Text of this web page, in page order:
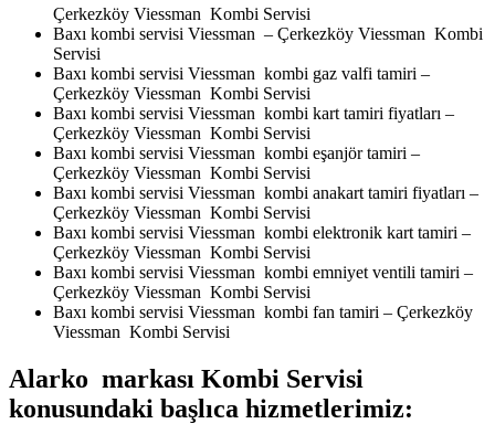
Çerkezköy Viessman Kombi Servisi
Baxı kombi servisi Viessman – Çerkezköy Viessman Kombi
Servisi
Baxı kombi servisi Viessman kombi gaz valfi tamiri –
Çerkezköy Viessman Kombi Servisi
Baxı kombi servisi Viessman kombi kart tamiri fiyatları –
Çerkezköy Viessman Kombi Servisi
Baxı kombi servisi Viessman kombi eşanjör tamiri –
Çerkezköy Viessman Kombi Servisi
Baxı kombi servisi Viessman kombi anakart tamiri fiyatları –
Çerkezköy Viessman Kombi Servisi
Baxı kombi servisi Viessman kombi elektronik kart tamiri –
Çerkezköy Viessman Kombi Servisi
Baxı kombi servisi Viessman kombi emniyet ventili tamiri –
Çerkezköy Viessman Kombi Servisi
Baxı kombi servisi Viessman kombi fan tamiri – Çerkezköy
Viessman Kombi Servisi
Alarko markası Kombi Servisi
konusundaki başlıca hizmetlerimiz: